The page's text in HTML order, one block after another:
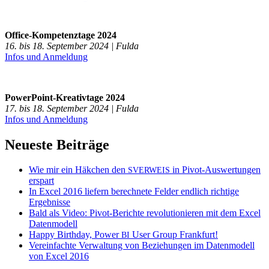
Office-Kompetenztage 2024
16. bis 18. September 2024 | Fulda
Infos und Anmeldung
PowerPoint-Kreativtage 2024
17. bis 18. September 2024 | Fulda
Infos und Anmeldung
Neueste Beiträge
Wie mir ein Häkchen den SVERWEIS in Pivot-Auswertungen
erspart
In Excel 2016 liefern berechnete Felder endlich richtige
Ergebnisse
Bald als Video: Pivot-Berichte revolutionieren mit dem Excel
Datenmodell
Happy Birthday, PowerBI User Group Frankfurt!
Vereinfachte Verwaltung von Beziehungen im Datenmodell
von Excel 2016